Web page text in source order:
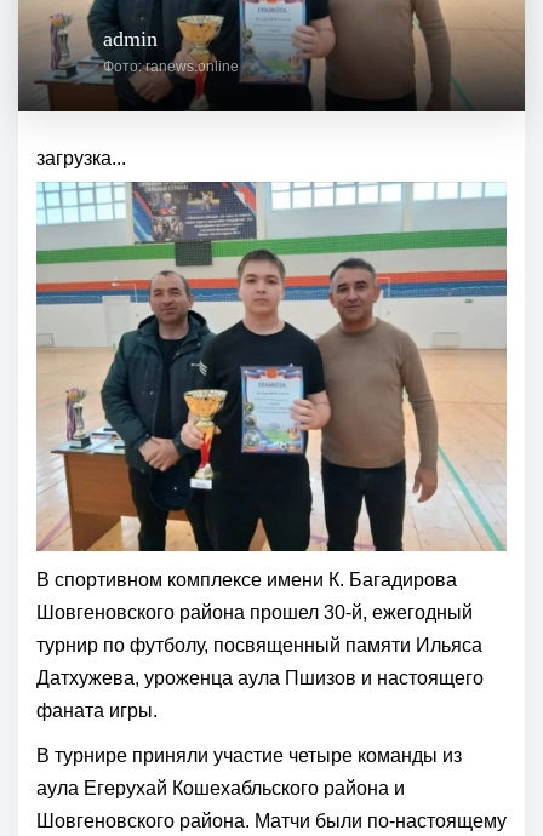
admin
Фото: ranews.online
загрузка...
В спортивном комплексе имени К. Багадирова
Шовгеновского района прошел 30-й, ежегодный
турнир по футболу, посвященный памяти Ильяса
Датхужева, уроженца аула Пшизов и настоящего
фаната игры.
В турнире приняли участие четыре команды из
аула Егерухай Кошехабльского района и
Шовгеновского района. Матчи были по-настоящему